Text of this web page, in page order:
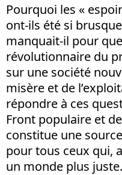
Pourquoi les «
ont-ils été si
manquait-il pour
révolutionnaire du
sur une société
misère et de
répondre à ces
Front populaire et
constitue une
pour tous ceux qui,
un monde plus juste.